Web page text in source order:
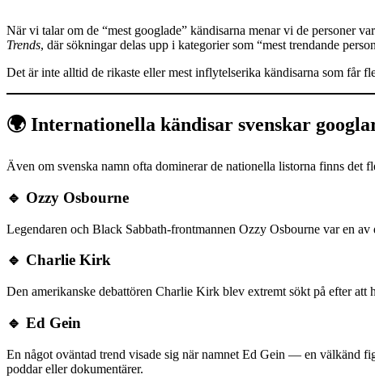
När vi talar om de “mest googlade” kändisarna menar vi de personer
Trends, där sökningar delas upp i kategorier som “mest trendande
Det är inte alltid de rikaste eller mest inflytelserika kändisarna som får
🌍 Internationella kändisar svenskar
Även om svenska namn ofta dominerar de nationella listorna finns det
🔹 Ozzy Osbourne
Legendaren och Black Sabbath-frontmannen Ozzy Osbourne var en
🔹 Charlie Kirk
Den amerikanske debattören Charlie Kirk blev extremt sökt på efter
🔹 Ed Gein
En något oväntad trend visade sig när namnet Ed Gein — en välkänd
poddar eller dokumentärer.